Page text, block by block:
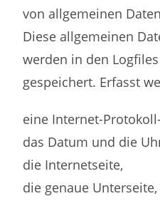
von allgemeinen
Diese allgemeinen
werden in den
gespeichert. Erfasst
eine Internet-
das Datum und die
die Internetseite,
die genaue